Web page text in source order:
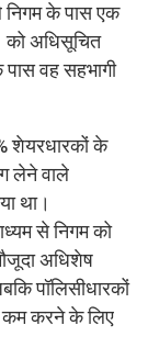
निगम के पास एक
को अधिसूचित
वह सहभागी
शेयरधारकों के
लेने वाले
था।
से निगम को
अधिशेष
पॉलिसीधारकों
कम करने के लिए